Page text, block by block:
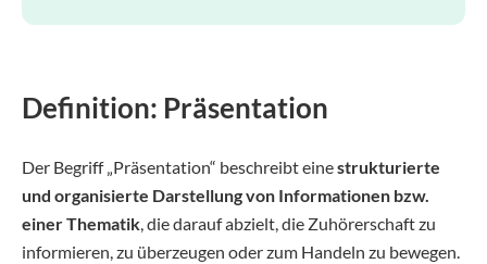
Definition: Präsentation
Der Begriff „Präsentation“ beschreibt einestrukturierte
und organisierte Darstellung von Informationen bzw.
einer Thematik, die darauf abzielt, die Zuhörerschaft zu
informieren, zu überzeugen oder zum Handeln zu bewegen.